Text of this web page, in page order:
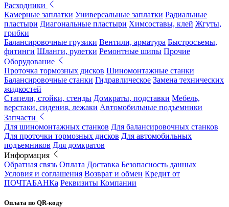
Расходники
Камерные заплатки Универсальные заплатки Радиальные
пластыри Диагональные пластыри Химсоставы, клей Жгуты,
грибки
Балансировочные грузики Вентили, арматура Быстросъемы,
фитинги Шланги, рулетки Ремонтные шипы Прочие
Оборудование
Проточка тормозных дисков Шиномонтажные станки
Балансировочные станки Гидравлическое Замена технических
жидкостей
Стапели, стойки, стенды Домкраты, подставки Мебель,
верстаки, сидения, лежаки Автомобильные подъемники
Запчасти
Для шиномонтажных станков Для балансировочных станков
Для проточки тормозных дисков Для автомобильных
подъемников Для домкратов
Информация
Обратная связь Оплата Доставка Безопасность данных
Условия и соглашения Возврат и обмен Кредит от
ПОЧТАБАНКа Реквизиты Компании
Оплата по QR-коду